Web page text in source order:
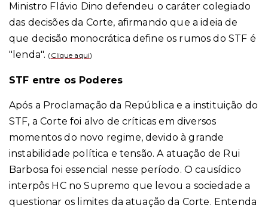
Ministro Flávio Dino defendeu o caráter colegiado
das decisões da Corte, afirmando que a ideia de
que decisão monocrática define os rumos do STF é
"lenda". ( Clique aqui)
STF entre os Poderes
Após a Proclamação da República e a instituição do
STF, a Corte foi alvo de críticas em diversos
momentos do novo regime, devido à grande
instabilidade política e tensão. A atuação de Rui
Barbosa foi essencial nesse período. O causídico
interpôs HC no Supremo que levou a sociedade a
questionar os limites da atuação da Corte. Entenda